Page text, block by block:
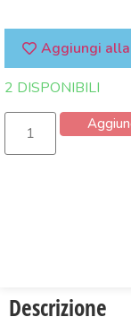
Aggiungi
2 DISPONIBILI
Descrizione